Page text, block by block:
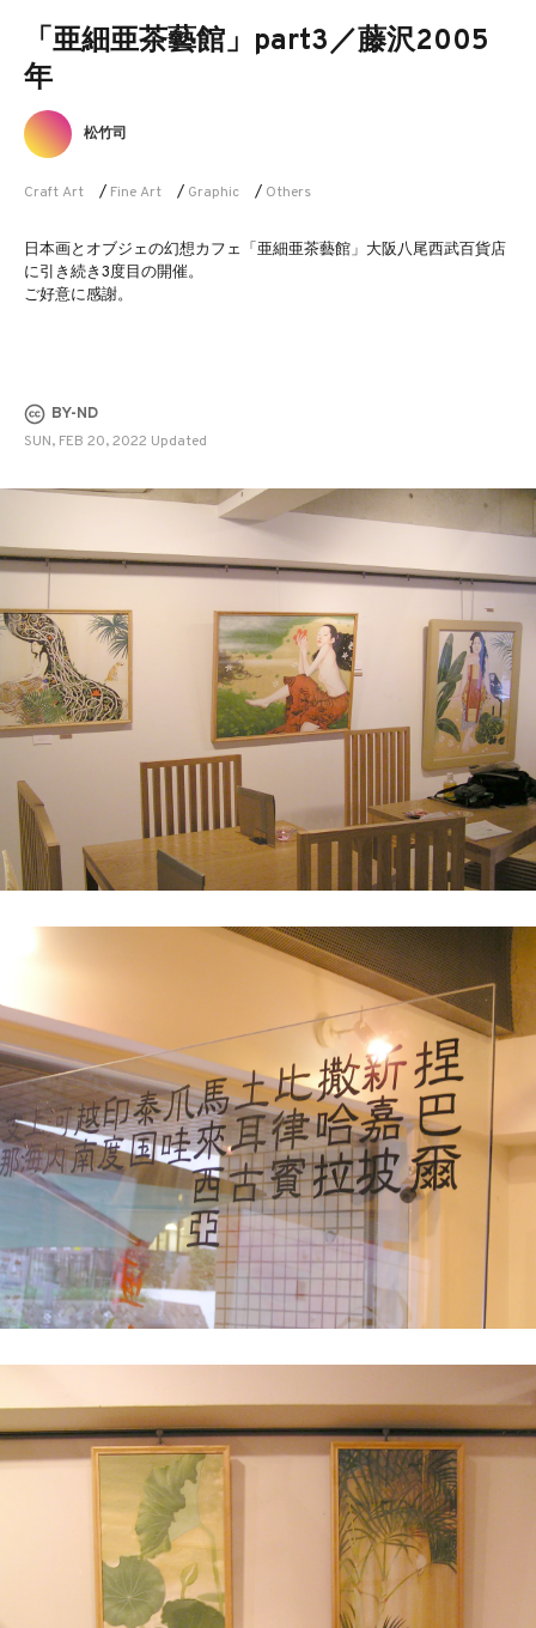
「亜細亜茶藝館」part3／藤沢2005
年
Craft Art / Fine Art / Graphic / Others
松竹司
日本画とオブジェの幻想カフェ「亜細亜茶藝館」大阪八尾西武百貨店
に引き続き3度目の開催。
ご好意に感謝。
BY-ND
SUN, FEB 20, 2022 Updated